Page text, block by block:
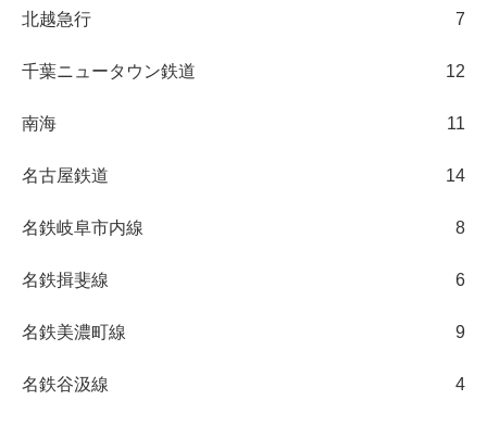
北越急行 7
千葉ニュータウン鉄道 12
南海 11
名古屋鉄道 14
名鉄岐阜市内線 8
名鉄揖斐線 6
名鉄美濃町線 9
名鉄谷汲線 4